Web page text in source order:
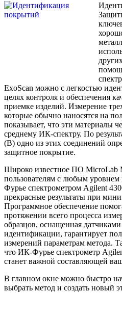
ExoScan можно с легкостью
целях контроля и обеспечения
приемке изделий. Измерение
которые обычно наносятся на
показывает, что эти материалы
среднему ИК-спектру. По
(B) одно из этих соединений
защитное покрытие.
Широко известное ПО MicroLab
пользователям с любым
Фурье cпектрометром Agilent
прекрасные результаты при
Программное обеспечение
протяжении всего процесса
образцов, оснащенная
идентификации, гарантирует
измерений параметрам метода.
что ИК-Фурье cпектрометр
станет важной составляющей
В главном окне можно быстро
выбрать метод и создать новый